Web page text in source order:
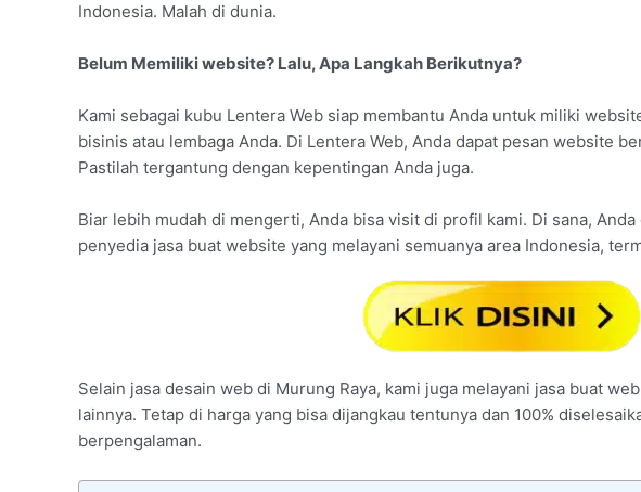
Indonesia. Malah di dunia.
Belum Memiliki website? Lalu, Apa Langkah Berikutnya?
Kami sebagai kubu Lentera Web siap membantu Anda untuk miliki
bisinis atau lembaga Anda. Di Lentera Web, Anda dapat pesan website
Pastilah tergantung dengan kepentingan Anda juga.
Biar lebih mudah di mengerti, Anda bisa visit di profil kami. Di sana,
penyedia jasa buat website yang melayani semuanya area Indonesia,
Selain jasa desain web di Murung Raya, kami juga melayani jasa buat
lainnya. Tetap di harga yang bisa dijangkau tentunya dan 100%
berpengalaman.